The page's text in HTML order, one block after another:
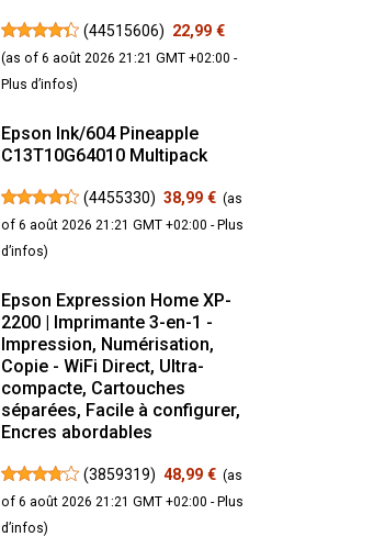
(44515606) 22,99 €
(as of 6 août 2026 21:21 GMT +02:00 -
Plus d’infos)
Epson Ink/604 Pineapple
C13T10G64010 Multipack
(4455330) 38,99 € (as
of 6 août 2026 21:21 GMT +02:00 -Plus
d’infos)
Epson Expression Home XP-
2200 | Imprimante 3-en-1 -
Impression, Numérisation,
Copie - WiFi Direct, Ultra-
compacte, Cartouches
séparées, Facile à configurer,
Encres abordables
(3859319) 48,99 € (as
of 6 août 2026 21:21 GMT +02:00 -Plus
d’infos)